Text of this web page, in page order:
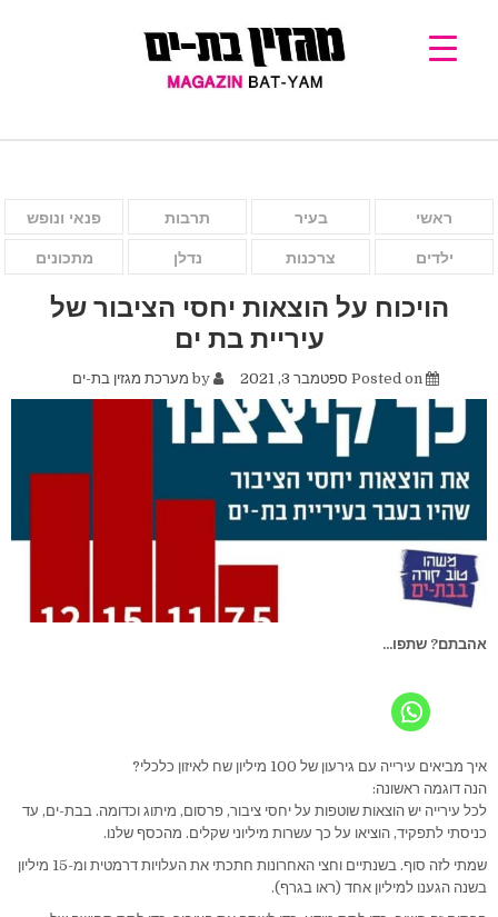
ראשי בעיר תרבות פנאי ונופש
ילדים צרכנות נדלן מתכונים
הויכוח על הוצאות יחסי הציבור של
עיריית בת ים
ספטמבר 3, 2021 מערכת מגזין בת-ים
אהבתם? שתפו...
איך מביאים עירייה עם גירעון של 100 מיליון שח לאיזון כלכלי?
הנה דוגמה ראשונה:
לכל עירייה יש הוצאות שוטפות על יחסי ציבור, פרסום, מיתוג וכדומה. בבת-ים, עד
כניסתי לתפקיד, הוציאו על כך עשרות מיליוני שקלים. מהכסף שלנו.
שמתי לזה סוף. בשנתיים וחצי האחרונות חתכתי את העלויות דרמטית ומ-15 מיליון
בשנה הגענו למיליון אחד (ראו בגרף).